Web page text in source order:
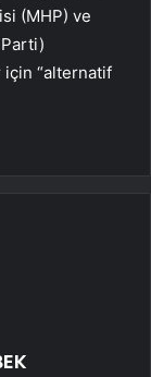
(MHP) ve
için “alternatif